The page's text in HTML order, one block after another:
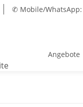
✆ Mobile/WhatsApp:
Angebote